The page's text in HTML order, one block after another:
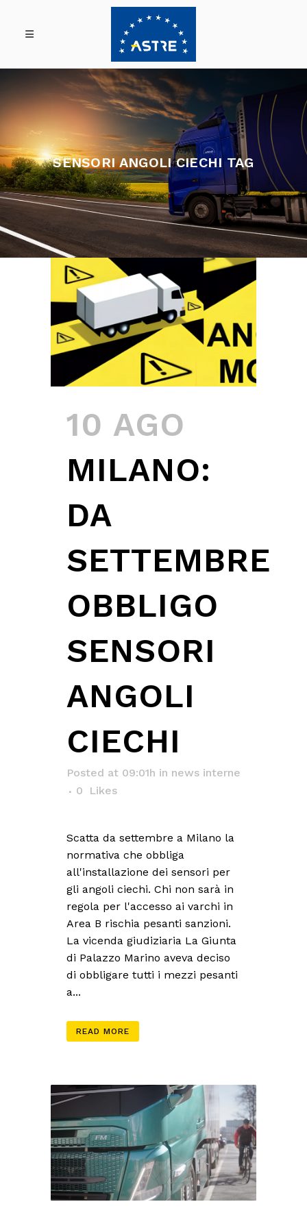
SENSORI ANGOLI CIECHI TAG
10 AGO
MILANO:
DA
SETTEMBRE
OBBLIGO
SENSORI
ANGOLI
CIECHI
Posted at 09:01h in news interne
0
Likes
Scatta da settembre a Milano la
normativa che obbliga
all'installazione dei sensori per
gli angoli ciechi. Chi non sarà in
regola per l'accesso ai varchi in
Area B rischia pesanti sanzioni.
La vicenda giudiziaria La Giunta
di Palazzo Marino aveva deciso
di obbligare tutti i mezzi pesanti
a...
READ MORE